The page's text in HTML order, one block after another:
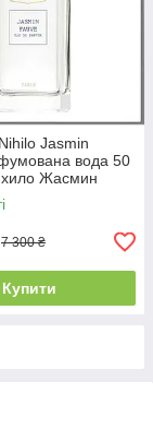
Jasmin
вода 50
Жасмин
7 300 ₴
Купити